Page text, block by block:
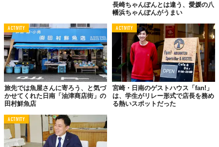
地元に活気を！ と愛媛県の八幡浜で企画されたのは、中心街の新
町商店街を「黒ずくめ」にすること。
シャッター通りのブラックさを逆手にとったかのようなこの取り
組み、おもしろがってくれる街の人たちも徐々に増え、今では55
長崎ちゃんぽんとは違う、愛媛の八
幡浜ちゃんぽんがうまい
ACTIVITY
旅先では魚屋さんに寄ろう、と気づ
かせてくれた日南「油津商店街」の
田村鮮魚店
ACTIVITY
宮崎・日南のゲストハウス「fan!」
は、学生がリレー形式で店長を務め
る熱いスポットだった
ACTIVITY